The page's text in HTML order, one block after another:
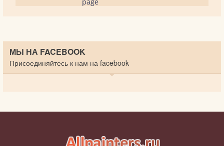
МЫ НА FACEBOOK
Присоединяйтесь к нам на facebook